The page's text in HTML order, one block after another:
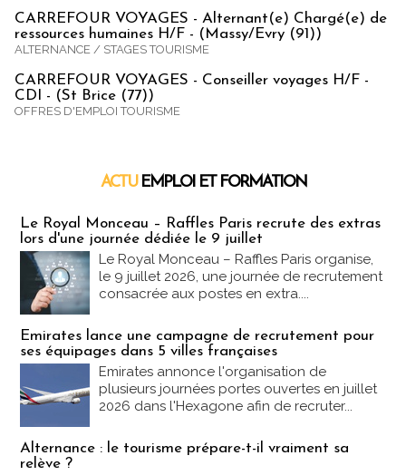
CARREFOUR VOYAGES - Alternant(e) Chargé(e) de
ressources humaines H/F - (Massy/Evry (91))
ALTERNANCE / STAGES TOURISME
CARREFOUR VOYAGES - Conseiller voyages H/F -
CDI - (St Brice (77))
OFFRES D'EMPLOI TOURISME
ACTU EMPLOI ET FORMATION
Le Royal Monceau – Raffles Paris recrute des extras
lors d'une journée dédiée le 9 juillet
Le Royal Monceau – Raffles Paris organise,
le 9 juillet 2026, une journée de recrutement
consacrée aux postes en extra....
Emirates lance une campagne de recrutement pour
ses équipages dans 5 villes françaises
Emirates annonce l'organisation de
plusieurs journées portes ouvertes en juillet
2026 dans l'Hexagone afin de recruter...
Alternance : le tourisme prépare-t-il vraiment sa
relève ?